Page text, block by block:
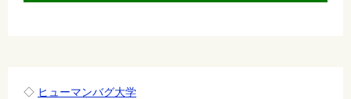
◇ ヒューマンバグ大学